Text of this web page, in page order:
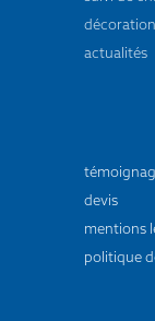
décoration
actualités
devis
mentions
politique